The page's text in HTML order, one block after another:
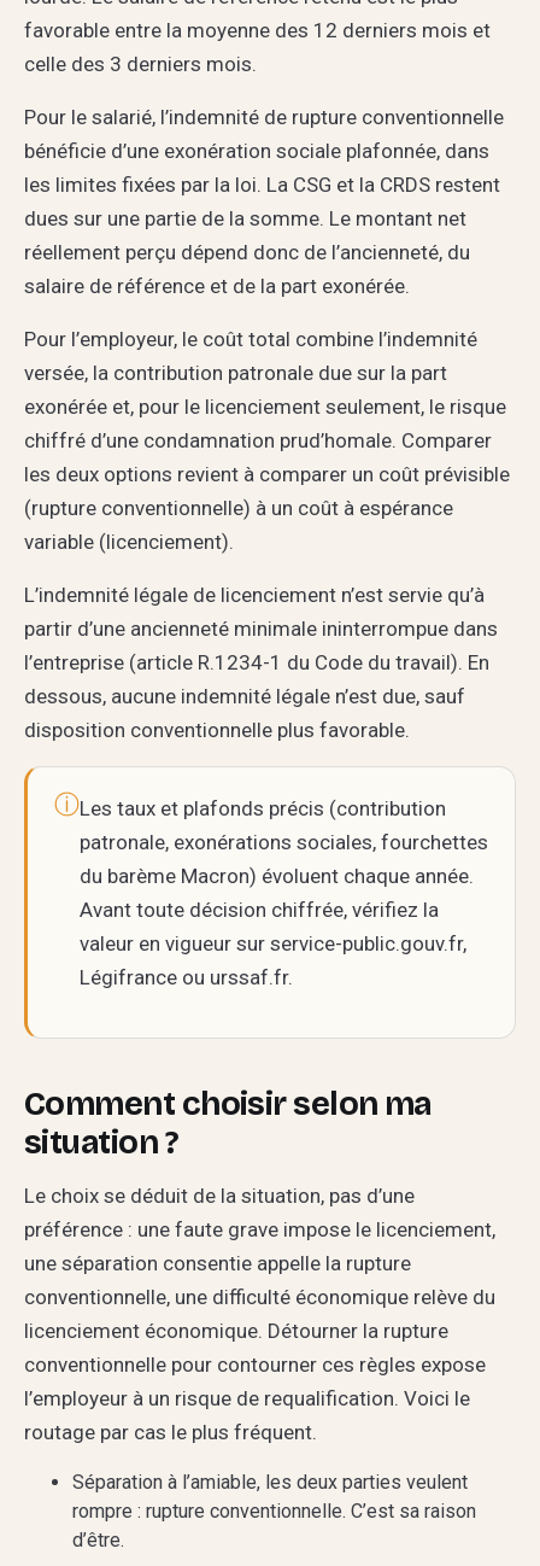
favorable entre la moyenne des 12 derniers mois et
celle des 3 derniers mois.
Pour le salarié, l’indemnité de rupture conventionnelle
bénéficie d’une exonération sociale plafonnée, dans
les limites fixées par la loi. La CSG et la CRDS restent
dues sur une partie de la somme. Le montant net
réellement perçu dépend donc de l’ancienneté, du
salaire de référence et de la part exonérée.
Pour l’employeur, le coût total combine l’indemnité
versée, la contribution patronale due sur la part
exonérée et, pour le licenciement seulement, le risque
chiffré d’une condamnation prud’homale. Comparer
les deux options revient à comparer un coût prévisible
(rupture conventionnelle) à un coût à espérance
variable (licenciement).
L’indemnité légale de licenciement n’est servie qu’à
partir d’une ancienneté minimale ininterrompue dans
l’entreprise (article R.1234-1 du Code du travail). En
dessous, aucune indemnité légale n’est due, sauf
disposition conventionnelle plus favorable.
ⓘLes taux et plafonds précis (contribution
patronale, exonérations sociales, fourchettes
du barème Macron) évoluent chaque année.
Avant toute décision chiffrée, vérifiez la
valeur en vigueur sur service-public.gouv.fr,
Légifrance ou urssaf.fr.
Comment choisir selon ma
situation ?
Le choix se déduit de la situation, pas d’une
préférence : une faute grave impose le licenciement,
une séparation consentie appelle la rupture
conventionnelle, une difficulté économique relève du
licenciement économique. Détourner la rupture
conventionnelle pour contourner ces règles expose
l’employeur à un risque de requalification. Voici le
routage par cas le plus fréquent.
Séparation à l’amiable, les deux parties veulent
rompre : rupture conventionnelle. C’est sa raison
d’être.